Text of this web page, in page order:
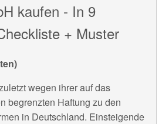
kaufen - In 9
+ Muster
wegen ihrer auf das
begrenzten Haftung zu den
in Deutschland. Einsteigende